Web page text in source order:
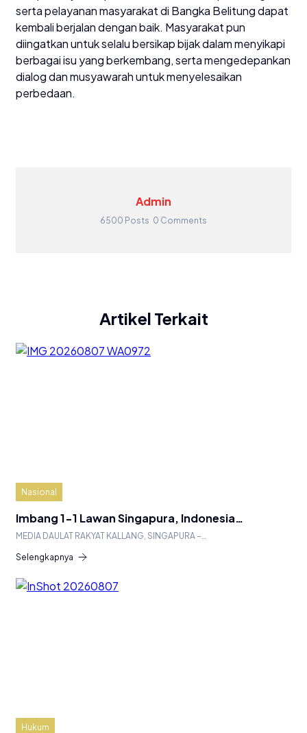
serta pelayanan masyarakat di Bangka Belitung dapat
kembali berjalan dengan baik. Masyarakat pun
diingatkan untuk selalu bersikap bijak dalam menyikapi
berbagai isu yang berkembang, serta mengedepankan
dialog dan musyawarah untuk menyelesaikan
perbedaan.
Admin
6500 Posts 0 Comments
Artikel Terkait
Nasional
Imbang 1-1 Lawan Singapura, Indonesia…
MEDIA DAULAT RAKYAT KALLANG, SINGAPURA –…
Selengkapnya
Hukum